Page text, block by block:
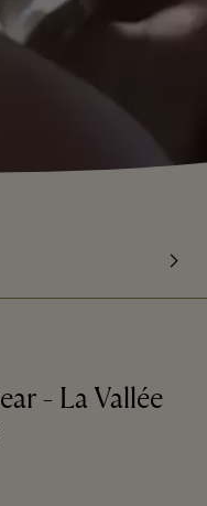
- La Vallée